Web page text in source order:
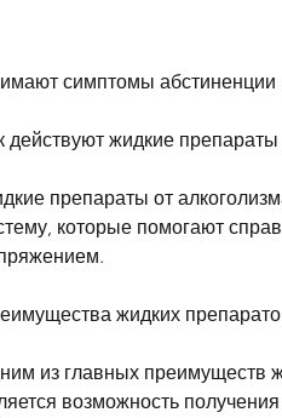
симптомы абстиненции
действуют жидкие препараты
препараты от
которые помогают
жидких
из главных преимуществ
возможность